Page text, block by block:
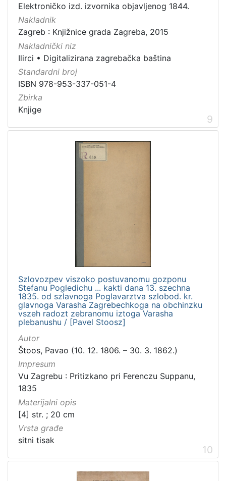
Elektroničko izd. izvornika objavljenog 1844.
Nakladnik
Zagreb : Knjižnice grada Zagreba, 2015
Nakladnički niz
Ilirci • Digitalizirana zagrebačka baština
Standardni broj
ISBN 978-953-337-051-4
Zbirka
Knjige
9
Szlovozpev viszoko postuvanomu gozponu
Stefanu Pogledichu ... kakti dana 13. szechna
1835. od szlavnoga Poglavarztva szlobod. kr.
glavnoga Varasha Zagrebechkoga na obchinzku
vszeh radozt zebranomu iztoga Varasha
plebanushu / [Pavel Stoosz]
Autor
Štoos, Pavao (10. 12. 1806. – 30. 3. 1862.)
Impresum
Vu Zagrebu : Pritizkano pri Ferenczu Suppanu,
1835
Materijalni opis
[4] str. ; 20 cm
Vrsta građe
sitni tisak
10